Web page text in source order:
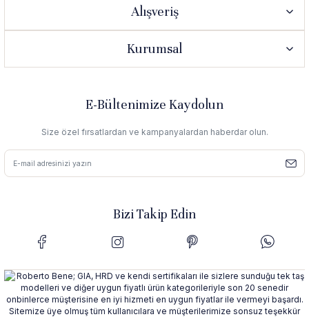
Alışveriş
Kurumsal
E-Bültenimize Kaydolun
Size özel fırsatlardan ve kampanyalardan haberdar olun.
Bizi Takip Edin